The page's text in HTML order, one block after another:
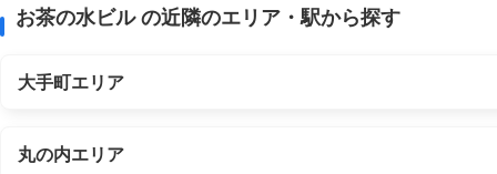
お茶の水ビル の近隣のエリア・駅から探す
大手町エリア
丸の内エリア